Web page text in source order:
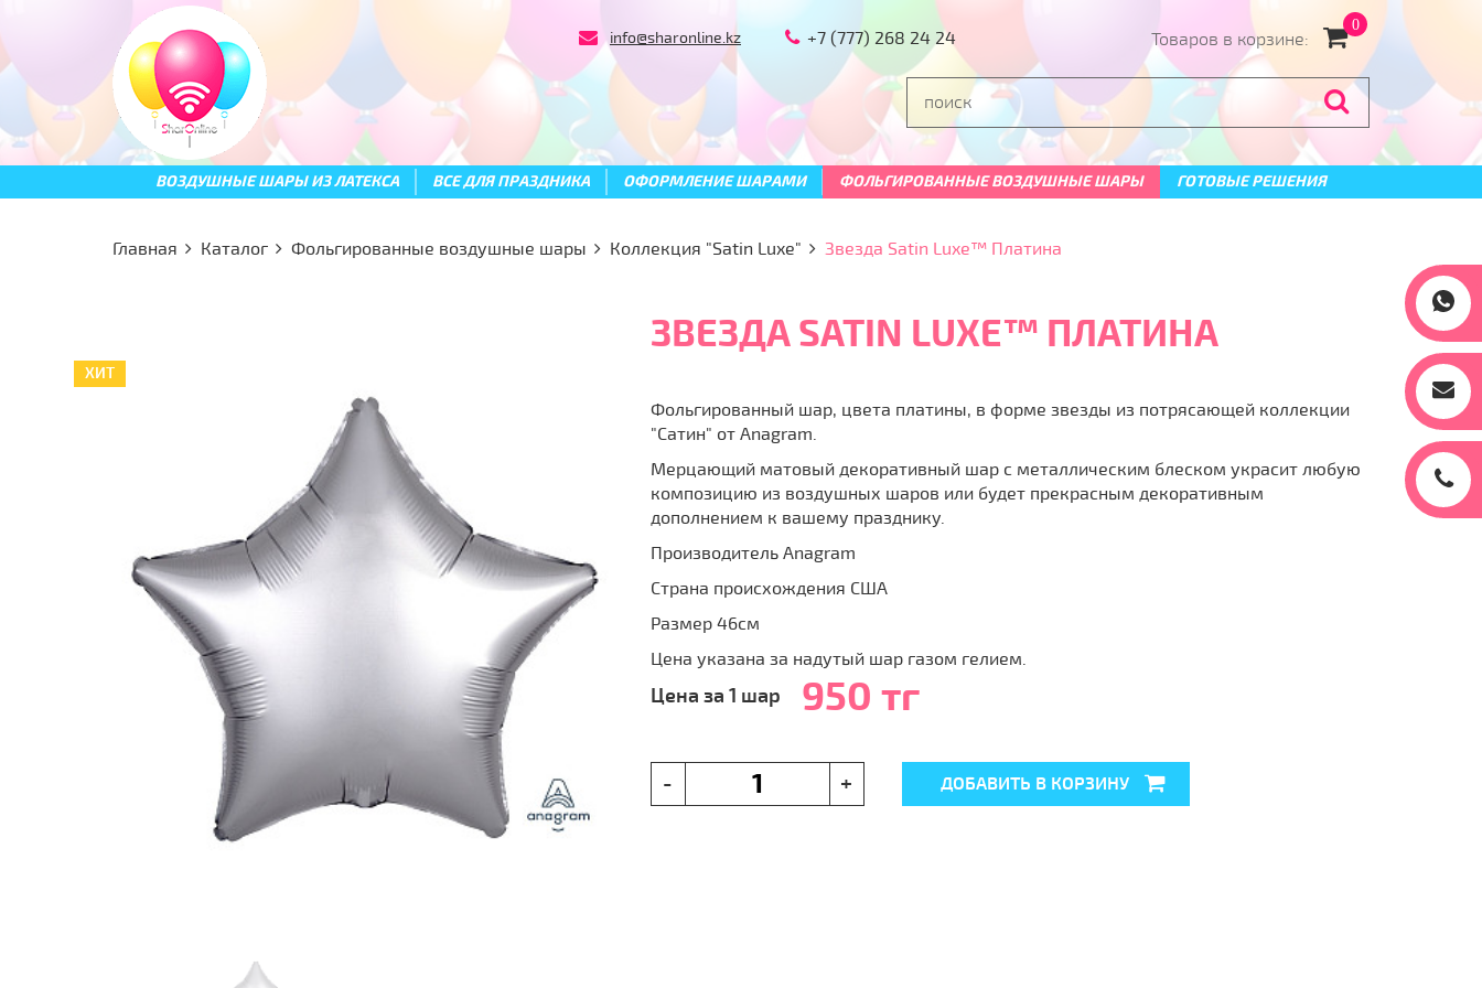
info@sharonline.kz +7 (777) 268 24 24 Товаров в корзине:
0
ВОЗДУШНЫЕ ШАРЫ ИЗ ЛАТЕКСА ВСЕ ДЛЯ ПРАЗДНИКА ОФОРМЛЕНИЕ ШАРАМИ ФОЛЬГИРОВАННЫЕ ВОЗДУШНЫЕ ШАРЫ ГОТОВЫЕ РЕШЕНИЯ
Главная Каталог Фольгированные воздушные шары Коллекция "Satin Luxe" Звезда Satin Luxe™ Платина
ХИТ
ЗВЕЗДА SATIN LUXE™ ПЛАТИНА
Фольгированный шар, цвета платины, в форме звезды из потрясающей коллекции
"Сатин" от Anagram.
Мерцающий матовый декоративный шар с металлическим блеском украсит любую
композицию из воздушных шаров или будет прекрасным декоративным
дополнением к вашему празднику.
Производитель Anagram
Страна происхождения США
Размер 46см
Цена указана за надутый шар газом гелием.
Цена за 1 шар 950 тг
- + ДОБАВИТЬ В КОРЗИНУ